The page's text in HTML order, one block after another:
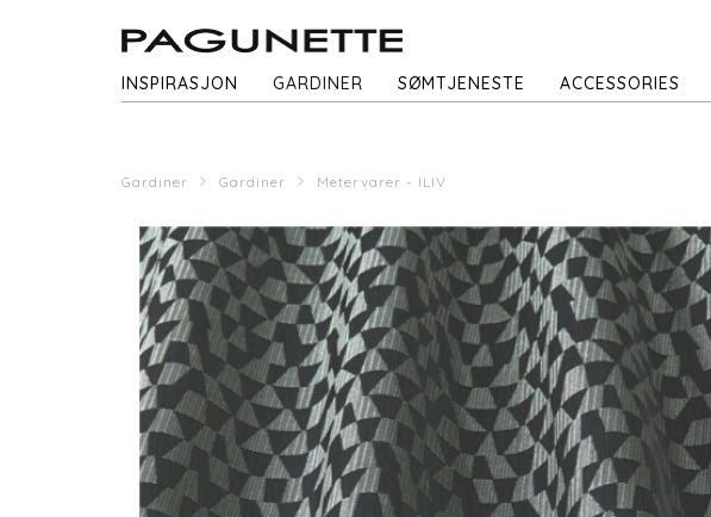
INSPIRASJON GARDINER SØMTJENESTE ACCESSORIES
Gardiner Gardiner Metervarer - ILIV